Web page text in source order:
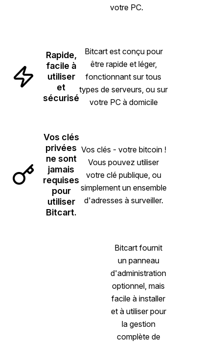
votre PC.
Rapide,
facile à
utiliser
et
sécurisé
Bitcart est conçu pour
être rapide et léger,
fonctionnant sur tous
types de serveurs, ou sur
votre PC à domicile
Vos clés
privées
ne sont
jamais
requises
pour
utiliser
Bitcart.
Vos clés - votre bitcoin !
Vous pouvez utiliser
votre clé publique, ou
simplement un ensemble
d'adresses à surveiller.
Bitcart fournit
un panneau
d'administration
optionnel, mais
facile à installer
et à utiliser pour
la gestion
complète de